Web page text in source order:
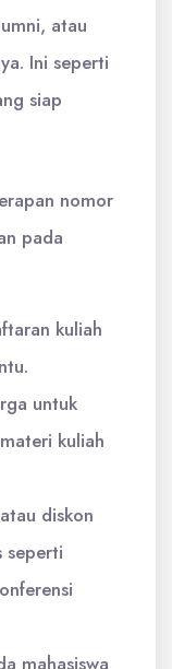
atau
Ini seperti
siap
nomor
pada
kuliah
untuk
kuliah
diskon
seperti
mahasiswa